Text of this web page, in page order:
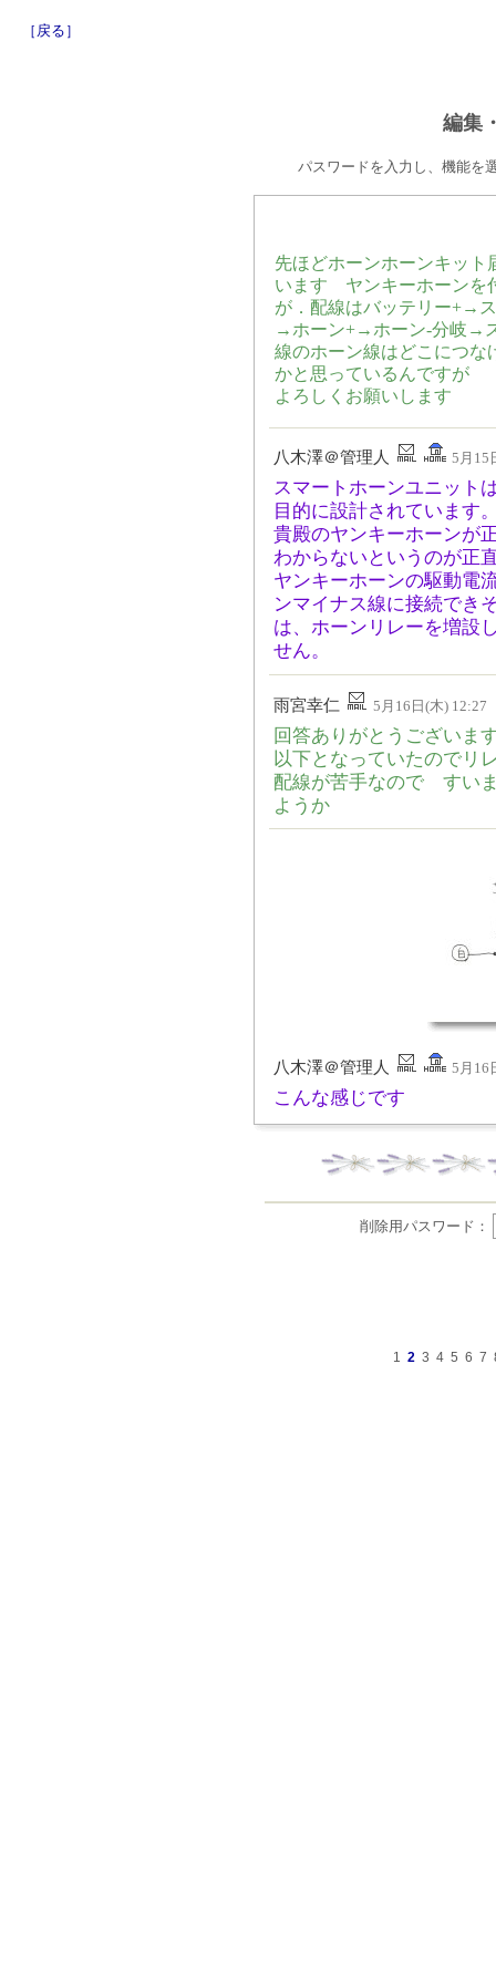
［戻る］
編集
パスワードを入力し、機能を
先ほどホーンホーンキッ
います ヤンキーホーンを
が．配線はバッテリー+→
→ホーン+→ホーン-分岐→
線のホーン線はどこにつ
かと思っているんですが
よろしくお願いします
八木澤＠管理人 5月15
スマートホーンユニット
目的に設計されています
貴殿のヤンキーホーンが
わからないというのが正
ヤンキーホーンの駆動電
ンマイナス線に接続でき
は、ホーンリレーを増設
せん。
雨宮幸仁 5月16日(木) 12:27
回答ありがとうござい
以下となっていたのでリ
配線が苦手なので すい
ようか
八木澤＠管理人 5月16
こんな感じです
削除用パスワード：
1 2 3 4 5 6 7